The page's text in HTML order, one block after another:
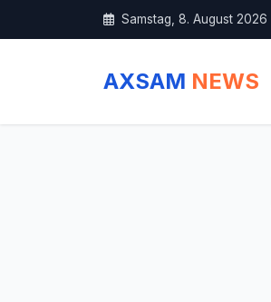
Samstag, 8. August 2026
AXSAM NEWS